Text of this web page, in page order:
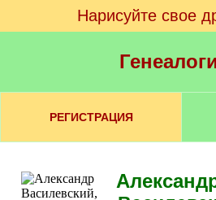
Нарисуйте свое
РЕГИСТРАЦИЯ